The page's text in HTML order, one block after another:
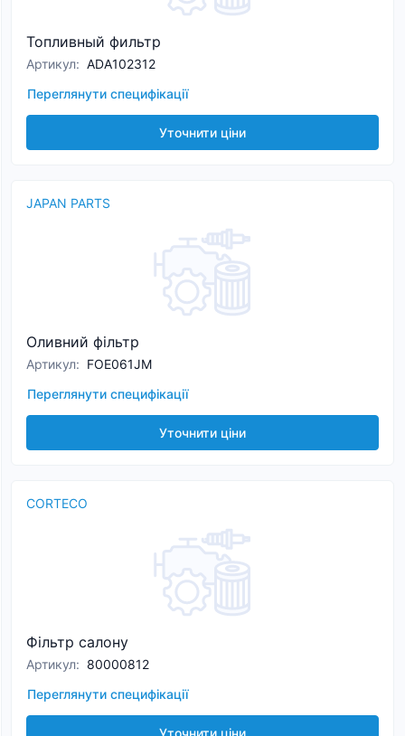
Топливный фильтр
Артикул: ADA102312
Переглянути специфікації
Уточнити ціни
JAPAN PARTS
Оливний фільтр
Артикул: FOE061JM
Переглянути специфікації
Уточнити ціни
CORTECO
Фільтр салону
Артикул: 80000812
Переглянути специфікації
Уточнити ціни